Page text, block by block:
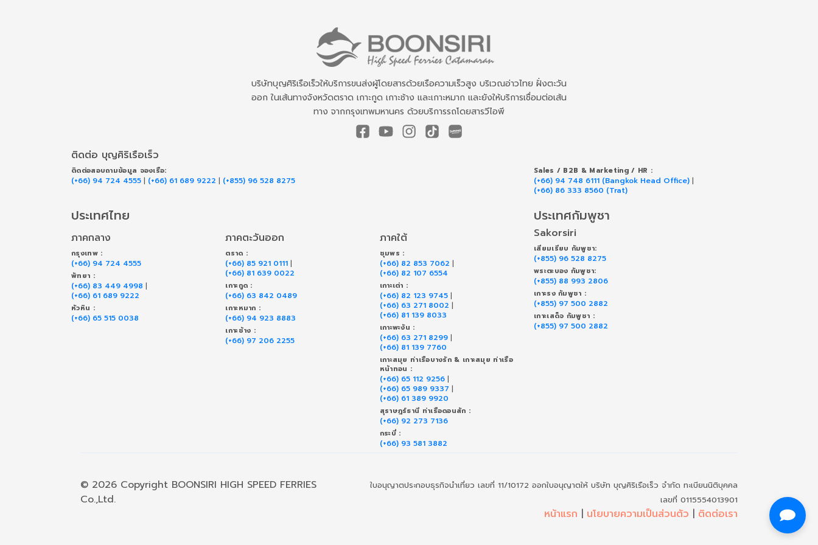
บริษัทบุญศิริเรือเร็วให้บริการขนส่งผู้โดยสารด้วยเรือความเร็วสูง บริเวณอ่าวไทย ฝั่งตะวัน
ออก ในเส้นทางจังหวัดตราด เกาะกูด เกาะช้าง และเกาะหมาก และยังให้บริการเชื่อมต่อเส้น
ทาง จากกรุงเทพมหานคร ด้วยบริการรถโดยสารวีไอพี
ติดต่อ บุญศิริเรือเร็ว
ติดต่อสอบถามข้อมูล จองเรือ:
(+66) 94 724 4555 | (+66) 61 689 9222 | (+855) 96 528 8275
Sales / B2B & Marketing / HR :
(+66) 94 748 6111 (Bangkok Head Office) |
(+66) 86 333 8560 (Trat)
ประเทศไทย
ภาคกลาง
กรุงเทพ :
(+66) 94 724 4555
พัทยา :
(+66) 83 449 4998 |
(+66) 61 689 9222
หัวหิน :
(+66) 65 515 0038
ภาคตะวันออก
ตราด :
(+66) 85 921 0111 |
(+66) 81 639 0022
เกาะกูด :
(+66) 63 842 0489
เกาะหมาก :
(+66) 94 923 8883
เกาะช้าง :
(+66) 97 206 2255
ภาคใต้
ชุมพร :
(+66) 82 853 7062 |
(+66) 82 107 6554
เกาะเต่า :
(+66) 82 123 9745|
(+66) 63 271 8002 |
(+66) 81 139 8033
เกาะพะงัน :
(+66) 63 271 8299|
(+66) 81 139 7760
เกาะสมุย ท่าเรือบางรัก & เกาะสมุย ท่าเรือ
หน้าทอน :
(+66) 65 112 9256|
(+66) 65 989 9337 |
(+66) 61 389 9920
สุราษฎร์ธานี ท่าเรือดอนสัก :
(+66) 92 273 7136
กระบี่ :
(+66) 93 581 3882
ประเทศกัมพูชา
Sakorsiri
เสียมเรียบ กัมพูชา:
(+855) 96 528 8275
พระตะบอง กัมพูชา:
(+855) 88 993 2806
เกาะรง กัมพูชา :
(+855) 97 500 2882
เกาะเสด็จ กัมพูชา :
(+855) 97 500 2882
© 2026 Copyright BOONSIRI HIGH SPEED FERRIES
Co.,Ltd.
ใบอนุญาตประกอบธุรกิจนำเที่ยว เลขที่ 11/10172 ออกใบอนุญาตให้ บริษัท บุญศิริเรือเร็ว จำกัด ทะเบียนนิติบุคคล
เลขที่ 0115554013901
หน้าแรก | นโยบายความเป็นส่วนตัว | ติดต่อเรา